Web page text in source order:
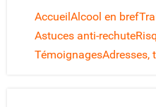
Accueil Alcool en bref
Astuces anti-rechute
TémoignagesAdresses,